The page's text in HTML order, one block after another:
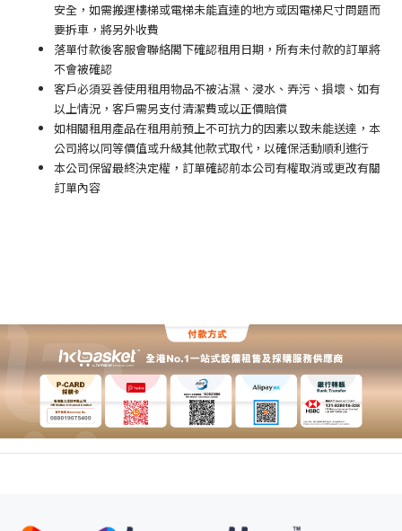
安全，如需搬運樓梯或電梯未能直達的地方或因電梯尺寸問題而
要拆車，將另外收費
落單付款後客服會聯絡閣下確認租用日期，所有未付款的訂單將
不會被確認
客戶必須妥善使用租用物品不被沾濕、浸水、弄污、損壞、如有
以上情況，客戶需另支付清潔費或以正價賠償
如相關租用產品在租用前預上不可抗力的因素以致未能送達，本
公司將以同等價值或升級其他款式取代，以確保活動順利進行
本公司保留最終決定權，訂單確認前本公司有權取消或更改有關
訂單內容